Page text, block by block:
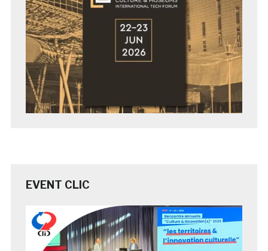
EVENT CLIC